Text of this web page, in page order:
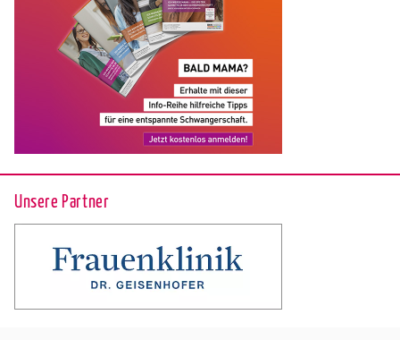
Unsere Partner